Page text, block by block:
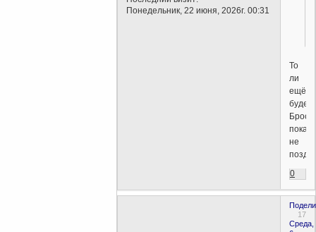
Понедельник, 22 июня, 2026г. 00:31
То
ли
ещё
будет!
пока
не
0
17
Среда,